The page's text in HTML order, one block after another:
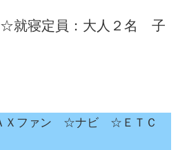
就寝定員：大人２名 子
Ｘファン ☆ナビ ☆ＥＴＣ